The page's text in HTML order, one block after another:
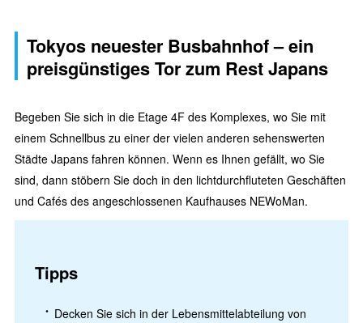
Tokyos neuester Busbahnhof – ein
preisgünstiges Tor zum Rest Japans
Begeben Sie sich in die Etage 4F des Komplexes, wo Sie mit
einem Schnellbus zu einer der vielen anderen sehenswerten
Städte Japans fahren können. Wenn es Ihnen gefällt, wo Sie
sind, dann stöbern Sie doch in den lichtdurchfluteten Geschäften
und Cafés des angeschlossenen Kaufhauses NEWoMan.
Tipps
Decken Sie sich in der Lebensmittelabteilung von